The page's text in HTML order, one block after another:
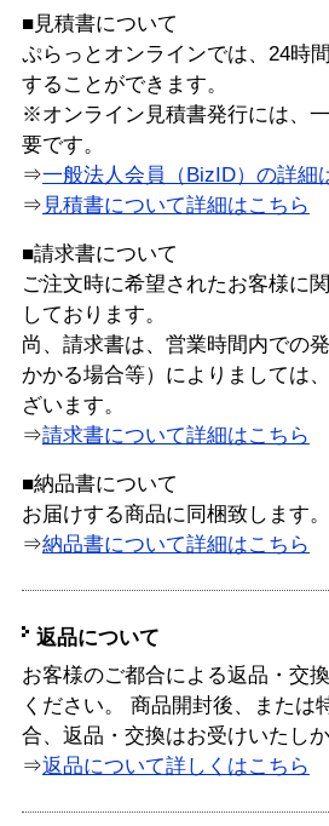
■見積書について
ぷらっとオンラインでは、24時
することができます。
※オンライン見積書発行には、
要です。
⇒一般法人会員（BizID）の詳細
⇒ 見積書について詳細はこちら
■請求書について
ご注文時に希望されたお客様に
しております。
尚、請求書は、営業時間内での
かかる場合等）によりましては
ざいます。
⇒請求書について詳細はこちら
■納品書について
お届けする商品に同梱致します。
⇒納品書について詳細はこちら
返品について
お客様のご都合による返品・交
ください。 商品開封後、または
合、返品・交換はお受けいたし
⇒返品について詳しくはこちら